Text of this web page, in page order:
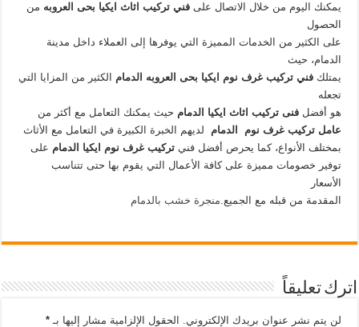
يمكنك اليوم من خلال الاتصال علىفني تركيب اثاث ايكيا بحى العروبه من
الحصول
على الكثير من الخدمات المميزة التي يوفرها إلى العملاء داخل مدينة
الدمام، حيث
يمتلكفني تركيب غرف نوم ايكيا بحى العروبه الدمام الكثير من المزايا التي
تجعله
هو أفضلفنى تركيب اثاث ايكيا الدمام حيث يمكنك التعامل مع أكثر من
عامل تركيب غرف نوم الدمام
لديهم الخبرة الكبيرة في التعامل مع الأثاث
بمختلف الأنواع، كما يحرص أفضل فنيتركيب غرف نوم ايكيا الدمام على
توفير خصومات مميزة على كافة الأعمال التي يقوم بها حتى تتناسب
الأسعار
المقدمة من قبله مع الجميع.منجرة خشب بالدمام
اترك تعليقاً
لن يتم نشر عنوان بريدك الإلكتروني. الحقول الإلزامية مشار إليها بـ*